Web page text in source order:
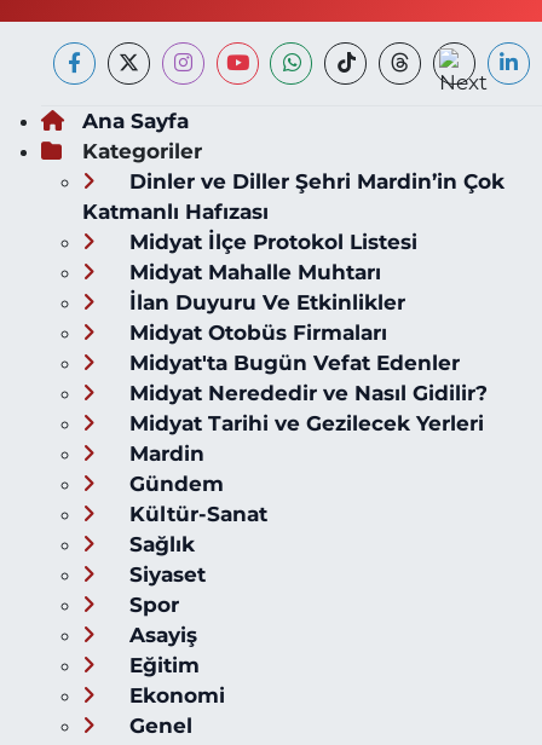
Ana Sayfa
Kategoriler
Dinler ve Diller Şehri Mardin’in Çok
Katmanlı Hafızası
Midyat İlçe Protokol Listesi
Midyat Mahalle Muhtarı
İlan Duyuru Ve Etkinlikler
Midyat Otobüs Firmaları
Midyat'ta Bugün Vefat Edenler
Midyat Nerededir ve Nasıl Gidilir?
Midyat Tarihi ve Gezilecek Yerleri
Mardin
Gündem
Kültür-Sanat
Sağlık
Siyaset
Spor
Asayiş
Eğitim
Ekonomi
Genel